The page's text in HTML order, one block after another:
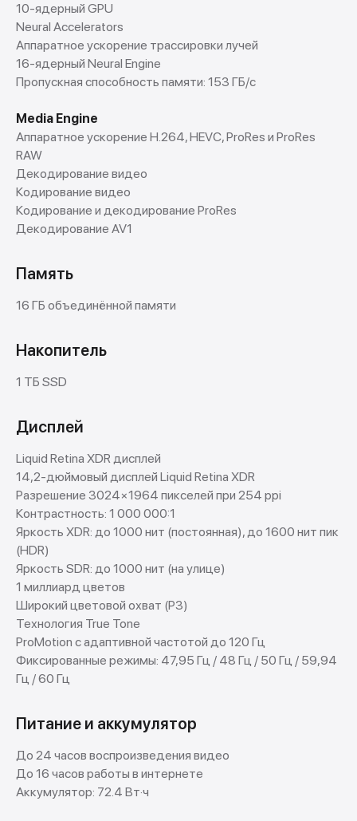
10-ядерный GPU
Neural Accelerators
Аппаратное ускорение трассировки лучей
16-ядерный Neural Engine
Пропускная способность памяти: 153 ГБ/с
Media Engine
Аппаратное ускорение H.264, HEVC, ProRes и ProRes
RAW
Декодирование видео
Кодирование видео
Кодирование и декодирование ProRes
Декодирование AV1
Память
16 ГБ объединённой памяти
Накопитель
1 ТБ SSD
Дисплей
Liquid Retina XDR дисплей
14,2-дюймовый дисплей Liquid Retina XDR
Разрешение 3024×1964 пикселей при 254 ppi
Контрастность: 1 000 000:1
Яркость XDR: до 1000 нит (постоянная), до 1600 нит пик
(HDR)
Яркость SDR: до 1000 нит (на улице)
1 миллиард цветов
Широкий цветовой охват (P3)
Технология True Tone
ProMotion с адаптивной частотой до 120 Гц
Фиксированные режимы: 47,95 Гц / 48 Гц / 50 Гц / 59,94
Гц / 60 Гц
Питание и аккумулятор
До 24 часов воспроизведения видео
До 16 часов работы в интернете
Аккумулятор: 72.4 Вт·ч